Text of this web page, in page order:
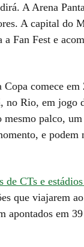
A Arena
A capital do
Fan Fest e
comece
no Rio, em jogo
palco, um
e podem
de CTs e
que viajarem
apontados em